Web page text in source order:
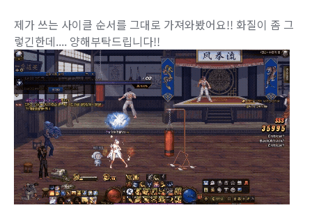
제가 쓰는 사이클 순서를 그대로 가져와봤어요!! 화질이 좀 그
렇긴한데.... 양해부탁드립니다!!